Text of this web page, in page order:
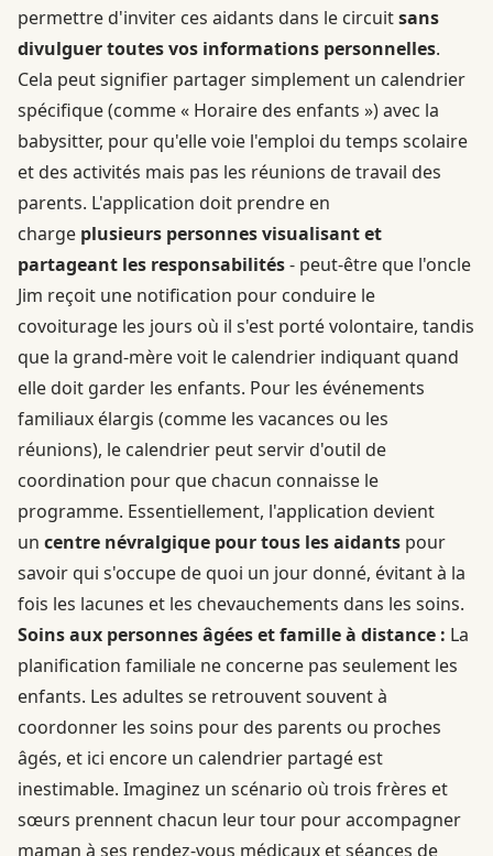
permettre d'inviter ces aidants dans le circuitsans
divulguer toutes vos informations personnelles.
Cela peut signifier partager simplement un calendrier
spécifique (comme « Horaire des enfants ») avec la
babysitter, pour qu'elle voie l'emploi du temps scolaire
et des activités mais pas les réunions de travail des
parents. L'application doit prendre en
charge plusieurs personnes visualisant et
partageant les responsabilités- peut-être que l'oncle
Jim reçoit une notification pour conduire le
covoiturage les jours où il s'est porté volontaire, tandis
que la grand-mère voit le calendrier indiquant quand
elle doit garder les enfants. Pour les événements
familiaux élargis (comme les vacances ou les
réunions), le calendrier peut servir d'outil de
coordination pour que chacun connaisse le
programme. Essentiellement, l'application devient
un centre névralgique pour tous les aidants pour
savoir qui s'occupe de quoi un jour donné, évitant à la
fois les lacunes et les chevauchements dans les soins.
Soins aux personnes âgées et famille à distance : La
planification familiale ne concerne pas seulement les
enfants. Les adultes se retrouvent souvent à
coordonner les soins pour des parents ou proches
âgés, et ici encore un calendrier partagé est
inestimable. Imaginez un scénario où trois frères et
sœurs prennent chacun leur tour pour accompagner
maman à ses rendez-vous médicaux et séances de